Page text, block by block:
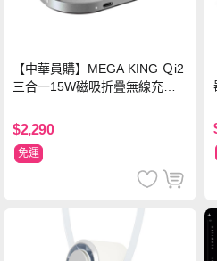
【中華員購】MEGA KING Ｑi2
三合一15W磁吸折疊無線充電
$2,290
免運